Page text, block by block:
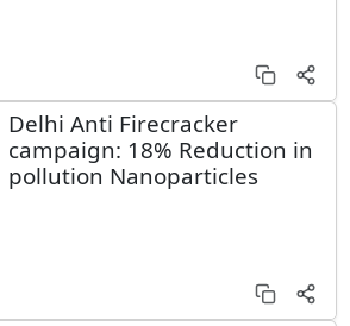
Delhi Anti Firecracker
campaign: 18% Reduction in
pollution Nanoparticles